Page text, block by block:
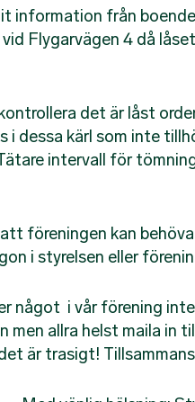
information från
vid Flygarvägen 4 då
det är låst
i dessa kärl som inte
intervall för
föreningen kan
i styrelsen eller
något i vår förening
men allra helst maila in
är trasigt!